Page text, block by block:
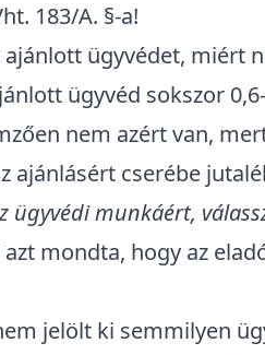
183/A. §-a!
ügyvédet, miért
ügyvéd sokszor
nem azért van,
ajánlásért cserébe
ügyvédi munkáért,
mondta, hogy az
jelölt ki semmilyen